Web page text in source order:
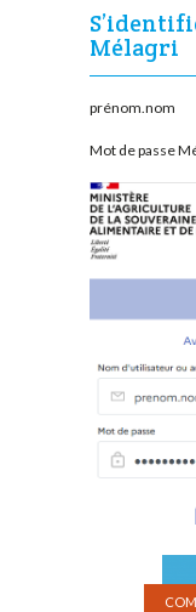
Mélagri
prénom.nom
Mot de passe